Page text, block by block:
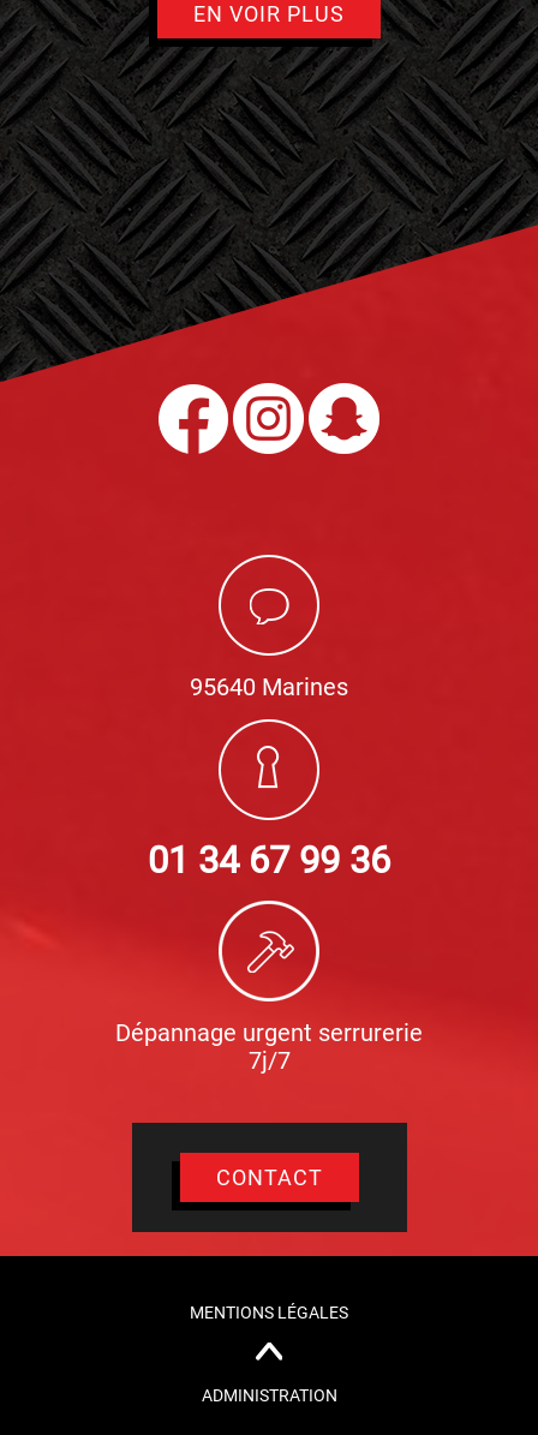
EN VOIR PLUS
95640 Marines
01 34 67 99 36
Dépannage urgent serrurerie
7j/7
CONTACT
MENTIONS LÉGALES
ADMINISTRATION